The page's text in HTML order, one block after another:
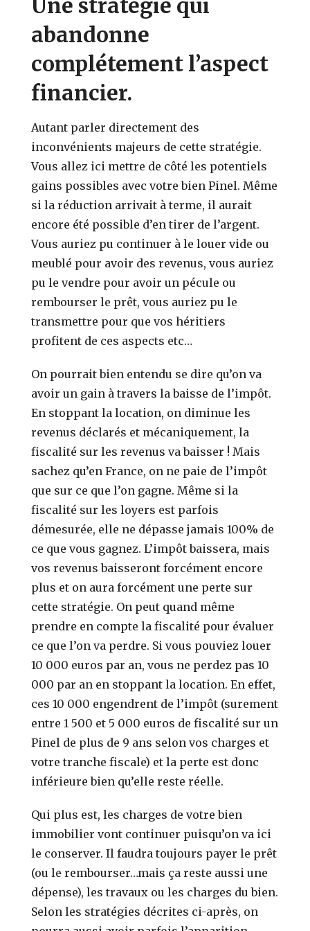
Une stratégie qui
abandonne
complétement l’aspect
financier.
Autant parler directement des
inconvénients majeurs de cette stratégie.
Vous allez ici mettre de côté les potentiels
gains possibles avec votre bien Pinel. Même
si la réduction arrivait à terme, il aurait
encore été possible d’en tirer de l’argent.
Vous auriez pu continuer à le louer vide ou
meublé pour avoir des revenus, vous auriez
pu le vendre pour avoir un pécule ou
rembourser le prêt, vous auriez pu le
transmettre pour que vos héritiers
profitent de ces aspects etc…
On pourrait bien entendu se dire qu’on va
avoir un gain à travers la baisse de l’impôt.
En stoppant la location, on diminue les
revenus déclarés et mécaniquement, la
fiscalité sur les revenus va baisser ! Mais
sachez qu’en France, on ne paie de l’impôt
que sur ce que l’on gagne. Même si la
fiscalité sur les loyers est parfois
démesurée, elle ne dépasse jamais 100% de
ce que vous gagnez. L’impôt baissera, mais
vos revenus baisseront forcément encore
plus et on aura forcément une perte sur
cette stratégie. On peut quand même
prendre en compte la fiscalité pour évaluer
ce que l’on va perdre. Si vous pouviez louer
10 000 euros par an, vous ne perdez pas 10
000 par an en stoppant la location. En effet,
ces 10 000 engendrent de l’impôt (surement
entre 1 500 et 5 000 euros de fiscalité sur un
Pinel de plus de 9 ans selon vos charges et
votre tranche fiscale) et la perte est donc
inférieure bien qu’elle reste réelle.
Qui plus est, les charges de votre bien
immobilier vont continuer puisqu’on va ici
le conserver. Il faudra toujours payer le prêt
(ou le rembourser…mais ça reste aussi une
dépense), les travaux ou les charges du bien.
Selon les stratégies décrites ci-après, on